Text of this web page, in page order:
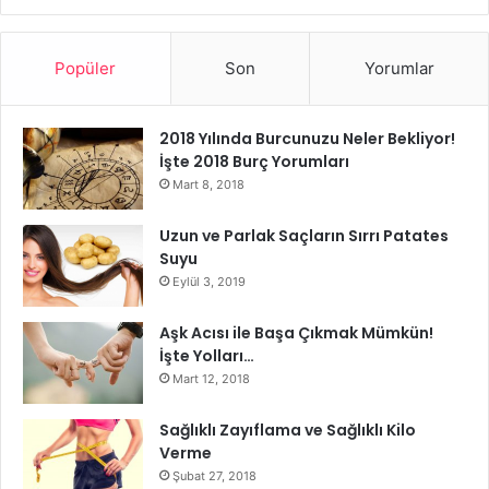
Yüksek Kan Basıncını Düşürür
Kereviz tohumu ekstreleri, yüksek kan basıncını
sahiptir. Bu da endüstriyel ülkelerde en sık görülen ölüm
nedeni olan koroner kalp hastalığı için önemli risk
faktörlerinden biridir. Kereviz tohumlarının faydaları
arasında kronik yüksek kan basıncı seviyelerini kontrol
etmek vardır.
Popüler Son Yorumlar
2018 Yılında Burcunuzu Neler Bekliyor!
İşte 2018 Burç Yorumları
Mart 8, 2018
Uzun ve Parlak Saçların Sırrı Patates
Suyu
Eylül 3, 2019
Aşk Acısı ile Başa Çıkmak Mümkün!
İşte Yolları…
Mart 12, 2018
Sağlıklı Zayıflama ve Sağlıklı Kilo
Verme
Şubat 27, 2018